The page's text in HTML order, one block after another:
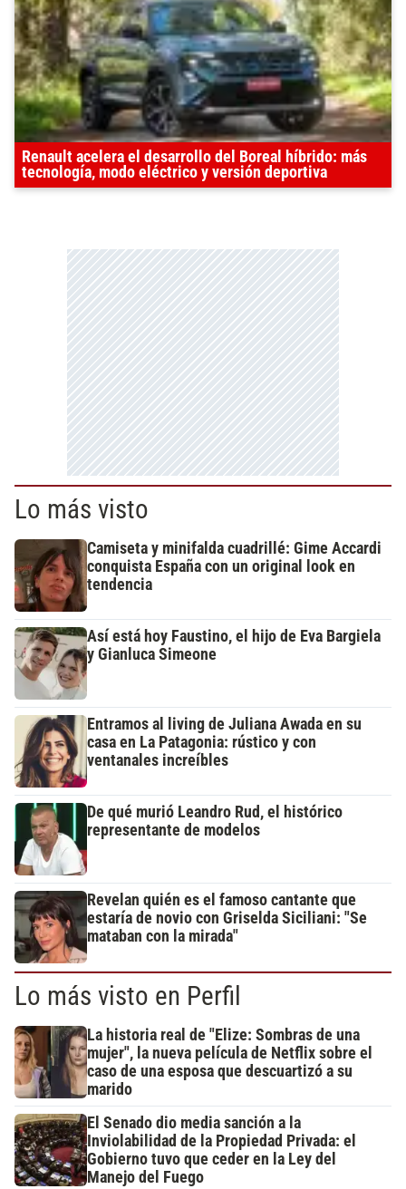
Renault acelera el desarrollo del Boreal híbrido: más
tecnología, modo eléctrico y versión deportiva
Lo más visto
Camiseta y minifalda cuadrillé: Gime Accardi
conquista España con un original look en
tendencia
Así está hoy Faustino, el hijo de Eva Bargiela
y Gianluca Simeone
Entramos al living de Juliana Awada en su
casa en La Patagonia: rústico y con
ventanales increíbles
De qué murió Leandro Rud, el histórico
representante de modelos
Revelan quién es el famoso cantante que
estaría de novio con Griselda Siciliani: "Se
mataban con la mirada"
Lo más visto en Perfil
La historia real de "Elize: Sombras de una
mujer", la nueva película de Netflix sobre el
caso de una esposa que descuartizó a su
marido
El Senado dio media sanción a la
Inviolabilidad de la Propiedad Privada: el
Gobierno tuvo que ceder en la Ley del
Manejo del Fuego